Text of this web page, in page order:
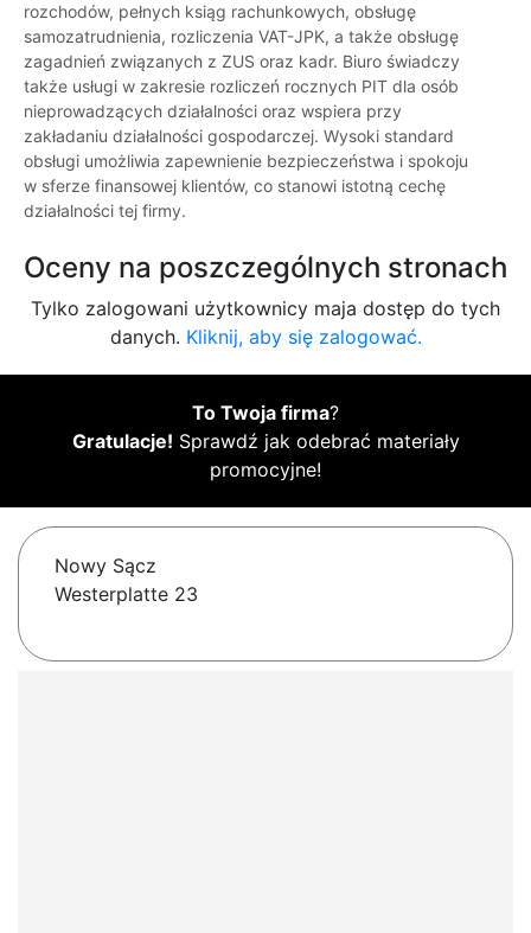
rozchodów, pełnych ksiąg rachunkowych, obsługę
samozatrudnienia, rozliczenia VAT-JPK, a także obsługę
zagadnień związanych z ZUS oraz kadr. Biuro świadczy
także usługi w zakresie rozliczeń rocznych PIT dla osób
nieprowadzących działalności oraz wspiera przy
zakładaniu działalności gospodarczej. Wysoki standard
obsługi umożliwia zapewnienie bezpieczeństwa i spokoju
w sferze finansowej klientów, co stanowi istotną cechę
działalności tej firmy.
Oceny na poszczególnych stronach
Tylko zalogowani użytkownicy maja dostęp do tych
danych. Kliknij, aby się zalogować.
To Twoja firma?
Gratulacje! Sprawdź jak odebrać materiały
promocyjne!
Nowy Sącz
Westerplatte 23